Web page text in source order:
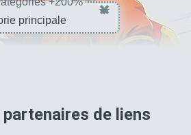
×
de liens